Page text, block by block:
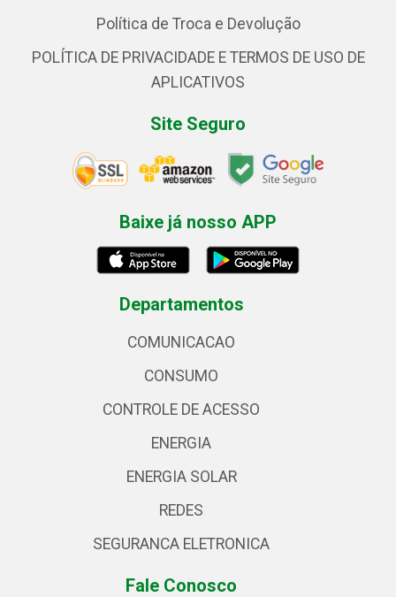
Política de Troca e Devolução
POLÍTICA DE PRIVACIDADE E TERMOS DE USO DE
APLICATIVOS
Site Seguro
Baixe já nosso APP
Departamentos
COMUNICACAO
CONSUMO
CONTROLE DE ACESSO
ENERGIA
ENERGIA SOLAR
REDES
SEGURANCA ELETRONICA
Fale Conosco